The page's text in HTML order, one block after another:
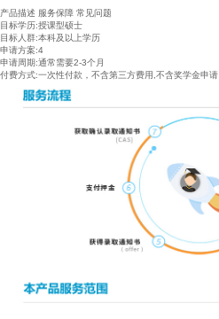
产品描述 服务保障 常见问题
目标学历:授课型硕士
目标人群:本科及以上学历
申请方案:4
申请周期:通常需要2-3个月
付费方式:一次性付款，不含第三方费用,不含奖学金申请